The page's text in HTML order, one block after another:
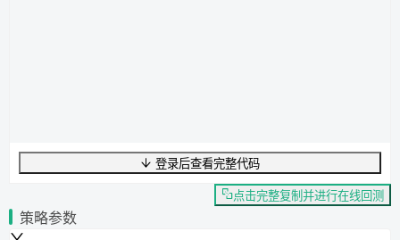
UTF-8536 字节69 字数0 行行 1,列 0
登录后查看完整代码
点击完整复制并进行在线回测
策略参数